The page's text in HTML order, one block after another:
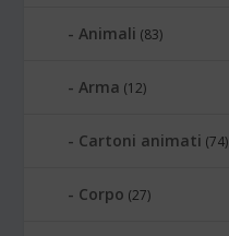
Animali (83)
Arma (12)
Cartoni animati (74)
Corpo (27)